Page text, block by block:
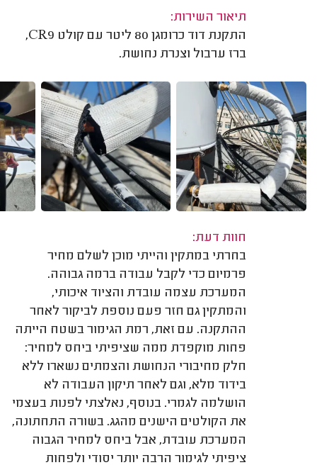
תיאור השירות:
התקנת דוד כרומגן 80 ליטר עם קולט CR9,
ברז ערבול וצנרת נחושת.
חוות דעת:
בחרתי במתקין והייתי מוכן לשלם מחיר
פרמיום כדי לקבל עבודה ברמה גבוהה.
המערכת עצמה עובדת והציוד איכותי,
והמתקין גם חזר פעם נוספת לביקור לאחר
ההתקנה. עם זאת, רמת הגימור בשטח הייתה
פחות מוקפדת ממה שציפיתי ביחס למחיר:
חלק מחיבורי הנחושת והצמתים נשארו ללא
בידוד מלא, וגם לאחר תיקון העבודה לא
הושלמה לגמרי. בנוסף, נאלצתי לפנות בעצמי
את הקולטים הישנים מהגג. בשורה התחתונה,
המערכת עובדת, אבל ביחס למחיר הגבוה
ציפיתי לגימור הרבה יותר יסודי ולפחות